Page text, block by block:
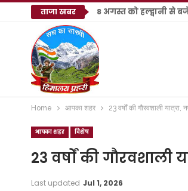
ताजा खबर 8 अगस्त को हल्द्वानी से
Home आपका शहर 23 वर्षों की गौरवशाली
आपका शहर विशेष
23 वर्षों की
Last updated Jul 1, 2026